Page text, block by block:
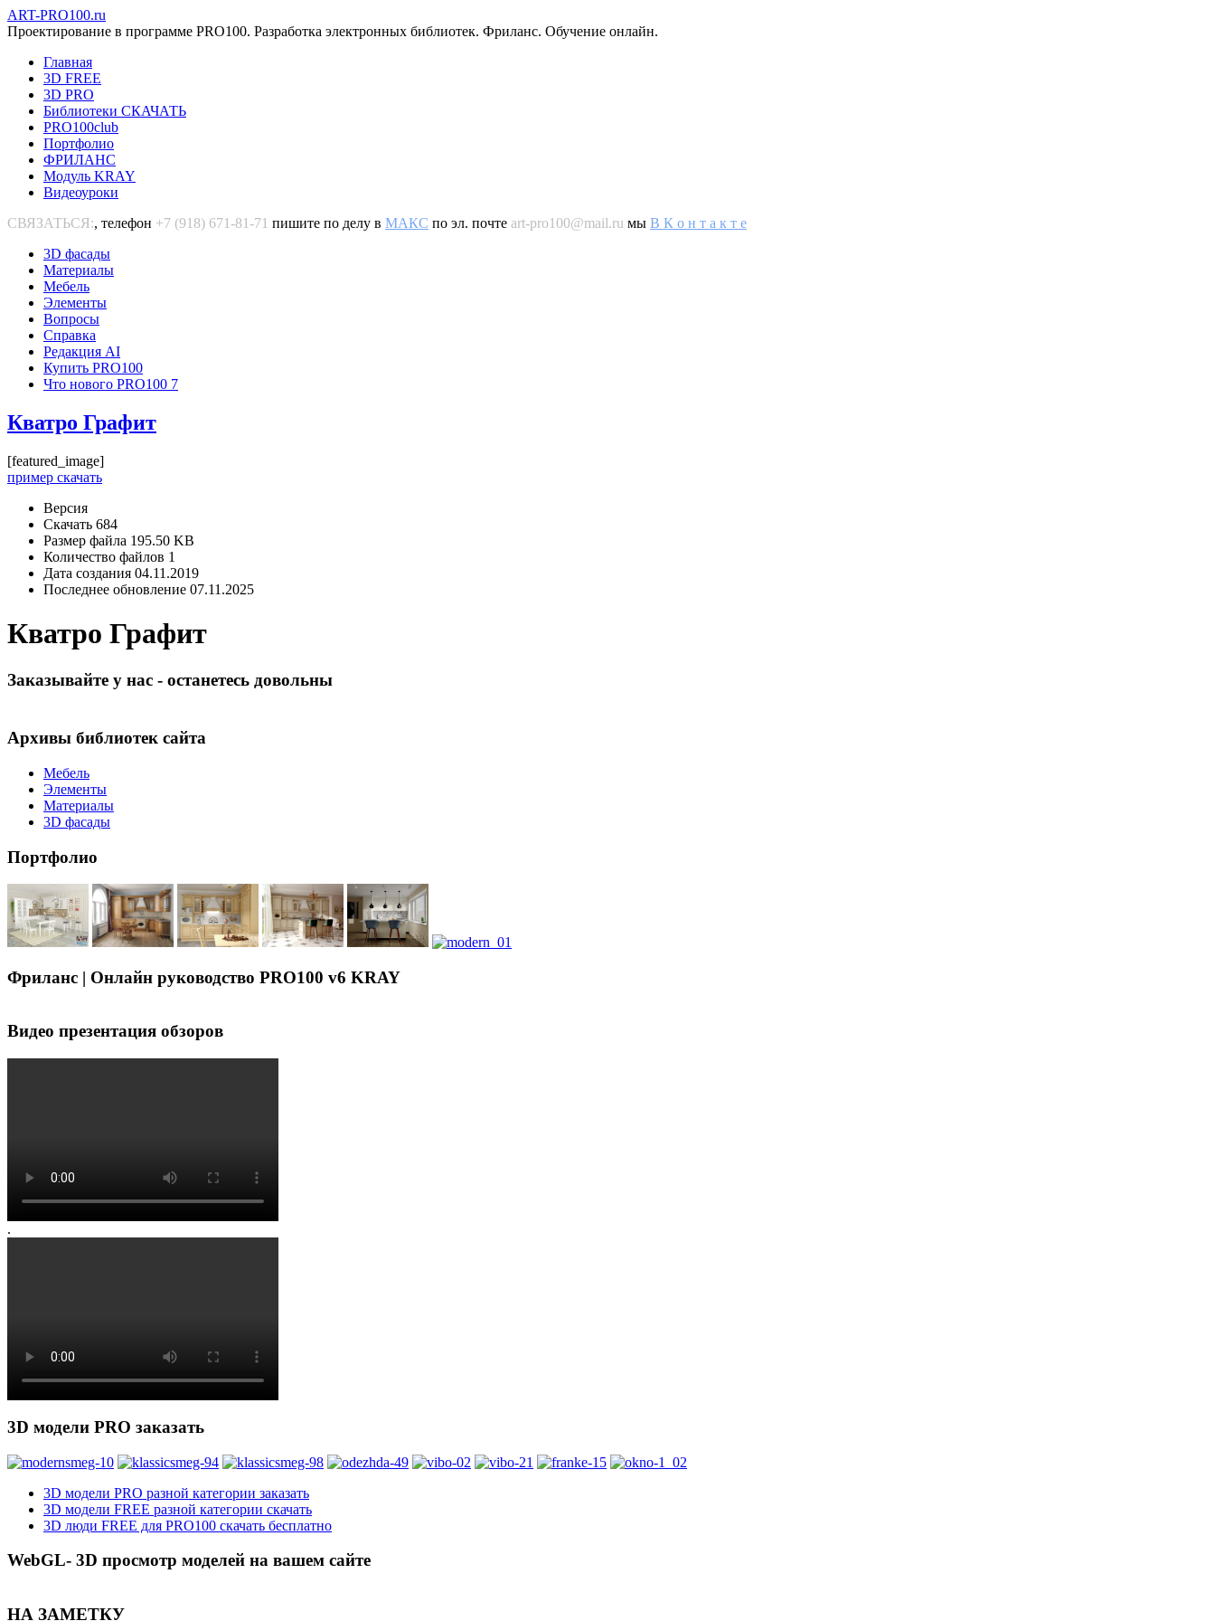
ART-PRO100.ru
Проектирование в программе PRO100. Разработка электронных библиотек. Фриланс. Обучение онлайн.
Главная
3D FREE
3D PRO
Библиотеки СКАЧАТЬ
PRO100club
Портфолио
ФРИЛАНС
Модуль KRAY
Видеоуроки
СВЯЗАТЬСЯ:, телефон +7 (918) 671-81-71 пишите по делу в MAКС по эл. почте art-pro100@mail.ru мы В К о н т а к т е
3D фасады
Материалы
Мебель
Элементы
Вопросы
Справка
Редакция AI
Купить PRO100
Что нового PRO100 7
Кватро Графит
[featured_image]
пример скачать
Версия
Скачать 684
Размер файла 195.50 KB
Количество файлов 1
Дата создания 04.11.2019
Последнее обновление 07.11.2025
Кватро Графит
Заказывайте у нас - останетесь довольны
Архивы библиотек сайта
Мебель
Элементы
Материалы
3D фасады
Портфолио
Фриланс | Онлайн руководство PRO100 v6 KRAY
Видео презентация обзоров
.
3D модели PRO заказать
3D модели PRO разной категории заказать
3D модели FREE разной категории скачать
3D люди FREE для PRO100 скачать бесплатно
WebGL- 3D просмотр моделей на вашем сайте
НА ЗАМЕТКУ